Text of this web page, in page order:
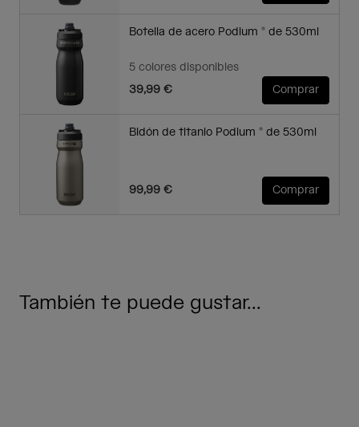
Botella de acero Podium ® de 530ml
5 colores disponibles
39,99 €
Comprar
Bidón de titanio Podium ® de 530ml
99,99 € Comprar
También te puede gustar...